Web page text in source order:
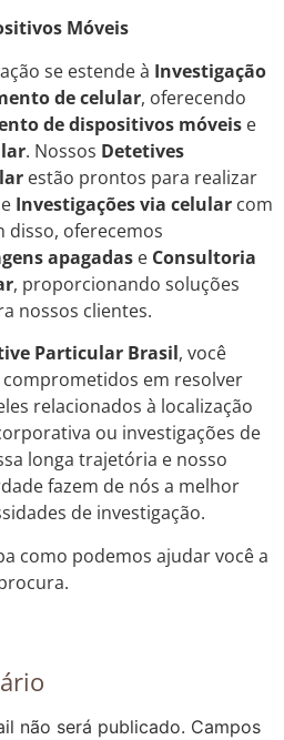
Móveis
se estende à Investigação
de celular, oferecendo
de dispositivos móveis e
. Nossos Detetives
estão prontos para realizar
e Investigações via celular com
disso, oferecemos
apagadas e Consultoria
, proporcionando soluções
nossos clientes.
Particular Brasil, você
em resolver
relacionados à localização
ou investigações de
longa trajetória e nosso
fazem de nós a melhor
de investigação.
como podemos ajudar você a
não será publicado. Campos